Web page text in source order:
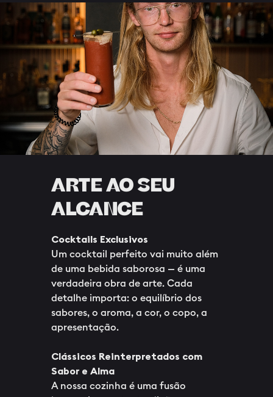
ARTE AO SEU
ALCANCE
Cocktails Exclusivos
Um cocktail perfeito vai muito além
de uma bebida saborosa — é uma
verdadeira obra de arte. Cada
detalhe importa: o equilíbrio dos
sabores, o aroma, a cor, o copo, a
apresentação.
Clássicos Reinterpretados com
Sabor e Alma
A nossa cozinha é uma fusão